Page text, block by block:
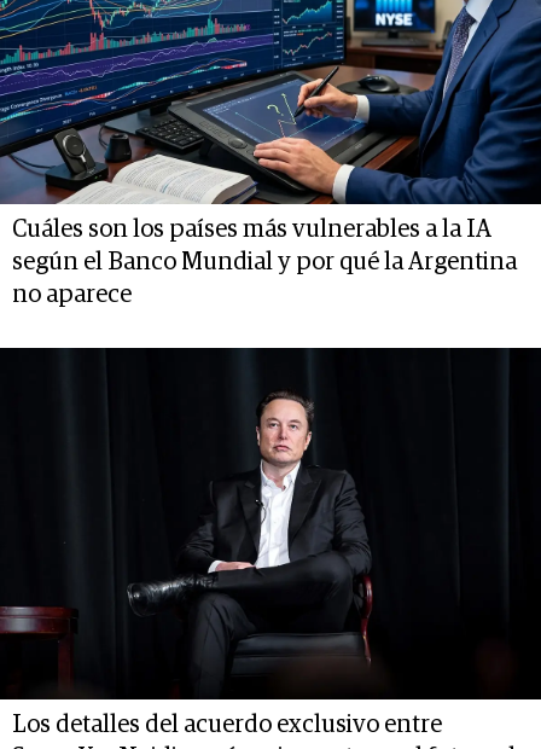
Cuáles son los países más vulnerables a la IA
según el Banco Mundial y por qué la Argentina
no aparece
Los detalles del acuerdo exclusivo entre